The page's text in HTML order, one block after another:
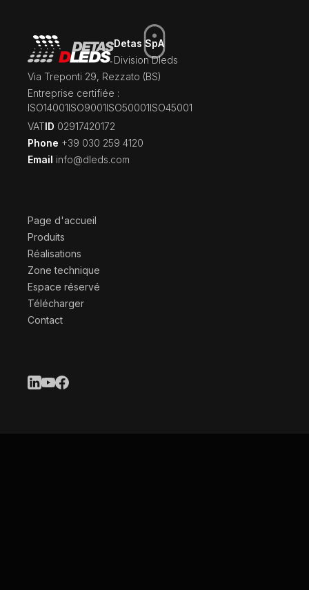
Detas SpA
Division Dleds
Via Treponti 29, Rezzato (BS)
Entreprise certifiée :
ISO14001ISO9001ISO50001ISO45001
‍VATID 02917420172
Phone +39 030 259 4120
Email info@dleds.com
Page d'accueil
Produits
Réalisations
Zone technique
Espace réservé
Télécharger
Contact